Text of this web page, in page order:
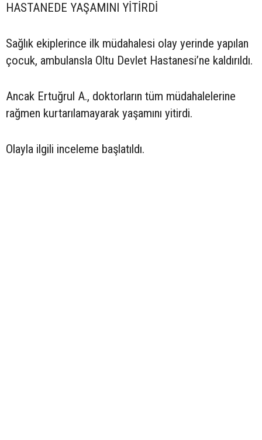
HASTANEDE YAŞAMINI YİTİRDİ
Sağlık ekiplerince ilk müdahalesi olay yerinde yapılan
çocuk, ambulansla Oltu Devlet Hastanesi’ne kaldırıldı.
Ancak Ertuğrul A., doktorların tüm müdahalelerine
rağmen kurtarılamayarak yaşamını yitirdi.
Olayla ilgili inceleme başlatıldı.